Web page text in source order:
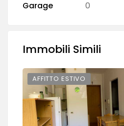
Garage 0
Immobili Simili
AFFITTO ESTIVO